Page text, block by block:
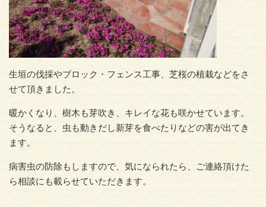
生垣の伐採やブロック・フェンス工事、芝桜の植栽などをさ
せて頂きました。
暖かくなり、樹木も芽吹き、キレイな花も咲かせています。
そうなると、虫も動きだし新芽を食べたりなどの害が出てき
ます。
病害虫の防除もしますので、気になられたら、ご連絡頂けた
ら相談にも載らせていただきます。